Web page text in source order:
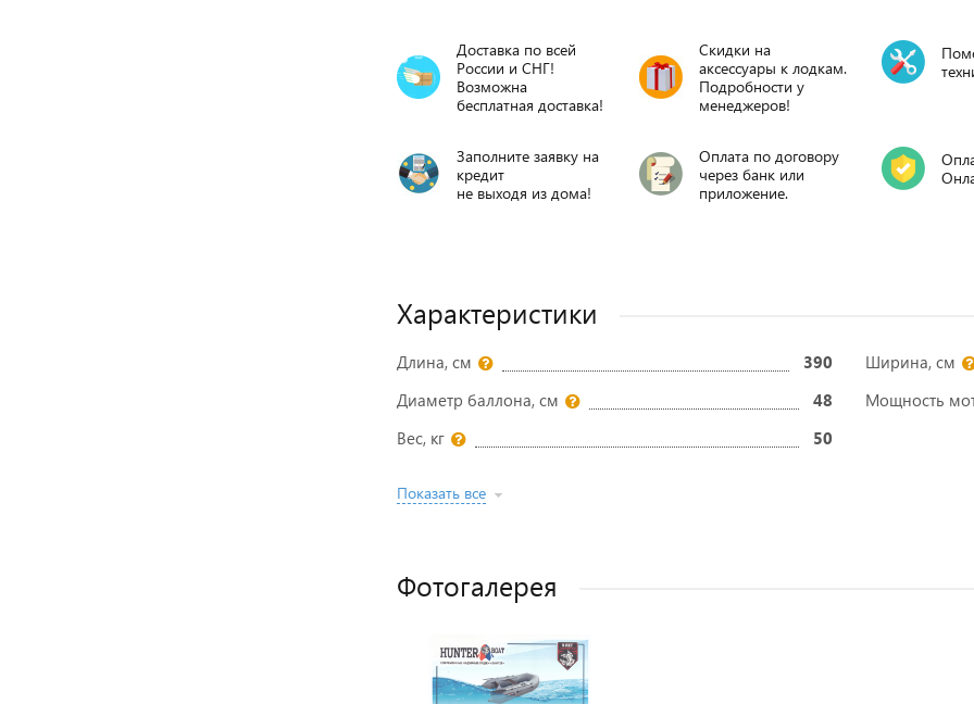
Доставка по всей
России и СНГ!
Возможна
бесплатная доставка!
Скидки на
аксессуары к лодкам.
Подробности у
менеджеров!
Заполните заявку на
кредит
не выходя из дома!
Оплата по договору
через банк или
приложение.
Характеристики
Длина, см 390
Ширина, см
Диаметр баллона, см
48
Мощность
Вес, кг
50
Показать все
Фотогалерея